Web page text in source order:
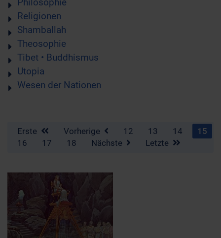
Religionen
Shamballah
Theosophie
Tibet • Buddhismus
Utopia
Wesen der Nationen
Erste Vorherige 12 13 14
15
16
17 18 Nächste Letzte